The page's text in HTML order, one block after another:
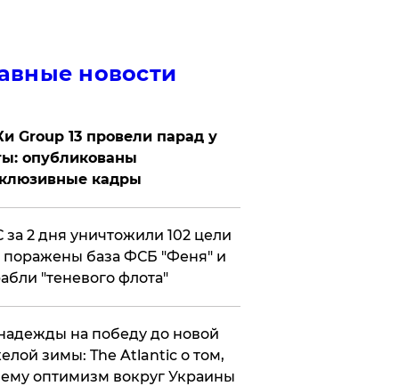
новости
Group 13 провели парад у
опубликованы
кадры
за 2 дня уничтожили 102 цели
база ФСБ "Феня" и
"теневого флота"
на победу до новой
зимы: The Atlantic о том,
оптимизм вокруг Украины